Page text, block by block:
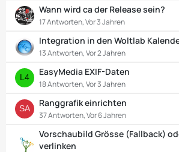
Wann wird ca der Release sein?
17 Antworten, Vor 3 Jahren
Integration in den Woltlab
13 Antworten, Vor 2 Jahren
EasyMedia EXIF-Daten
18 Antworten, Vor 3 Jahren
Ranggrafik einrichten
37 Antworten, Vor 6 Jahren
Vorschaubild Grösse (Fallback)
verlinken